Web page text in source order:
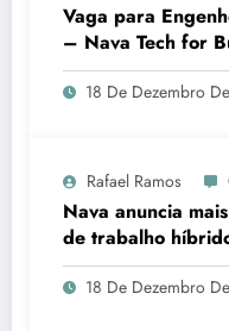
Vaga para
– Nava Tech for
18 De Dezembro
Rafael Ramos
Nava anuncia
de trabalho
18 De Dezembro